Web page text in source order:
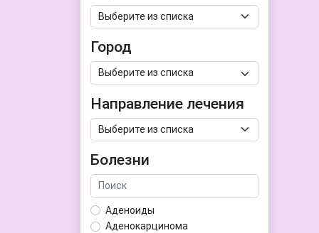
Город
Направление лечения
Болезни
Аденоиды
Аденокарцинома